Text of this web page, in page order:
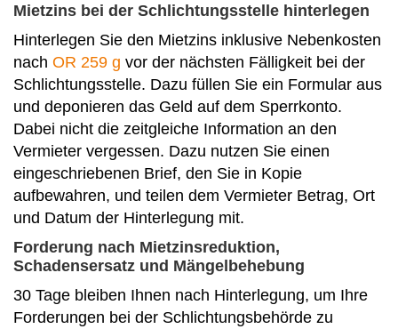
Mietzins bei der Schlichtungsstelle hinterlegen
Hinterlegen Sie den Mietzins inklusive Nebenkosten
nach OR 259 g vor der nächsten Fälligkeit bei der
Schlichtungsstelle. Dazu füllen Sie ein Formular aus
und deponieren das Geld auf dem Sperrkonto.
Dabei nicht die zeitgleiche Information an den
Vermieter vergessen. Dazu nutzen Sie einen
eingeschriebenen Brief, den Sie in Kopie
aufbewahren, und teilen dem Vermieter Betrag, Ort
und Datum der Hinterlegung mit.
Forderung nach Mietzinsreduktion,
Schadensersatz und Mängelbehebung
30 Tage bleiben Ihnen nach Hinterlegung, um Ihre
Forderungen bei der Schlichtungsbehörde zu